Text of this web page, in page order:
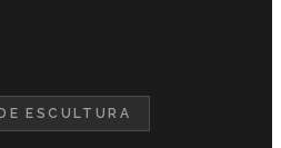
ESCULTURA